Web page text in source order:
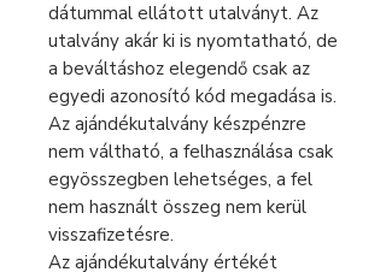
dátummal ellátott utalványt. Az
utalvány akár ki is nyomtatható, de
a beváltáshoz elegendő csak az
egyedi azonosító kód megadása is.
Az ajándékutalvány készpénzre
nem váltható, a felhasználása csak
egyösszegben lehetséges, a fel
nem használt összeg nem kerül
visszafizetésre.
Az ajándékutalvány értékét